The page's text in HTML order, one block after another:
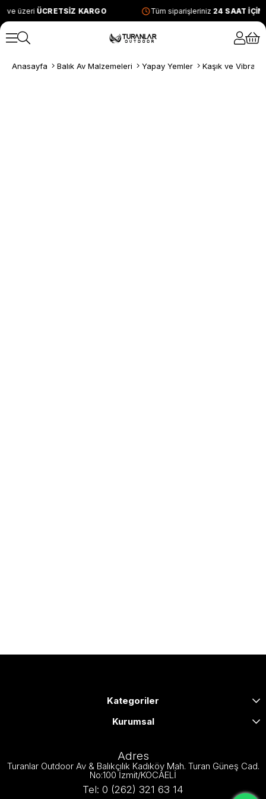
ve üzeri ÜCRETSİZ KARGO Tüm siparişleriniz 24 SAAT
Anasayfa Balık Av Malzemeleri Yapay Yemler Kaşık ve
Kategoriler
Kurumsal
Adres
Turanlar Outdoor Av & Balıkçılık Kadıköy Mah. Turan Güneş Cad.
No:100 İzmit/KOCAELİ
Tel: 0 (262) 321 63 14